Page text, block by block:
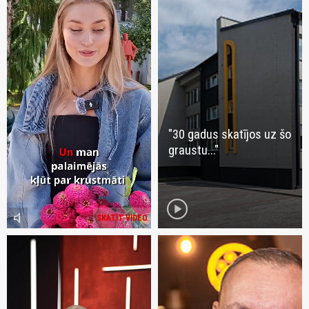
SKATĪT VIDEO
volume_mute
"30 gadus skatījos uz šo
graustu..."
play_circle